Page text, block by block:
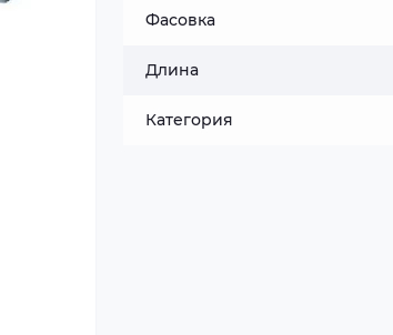
Фасовка
Длина
Категория